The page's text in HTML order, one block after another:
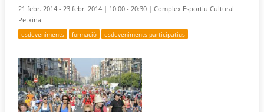
21 febr. 2014 - 23 febr. 2014 | 10:00 - 20:30 |Complex Esportiu Cultural
Petxina
esdeveniments formació esdeveniments participatius